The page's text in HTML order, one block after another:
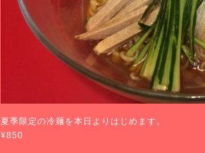
夏季限定の冷麺を本日よりはじめます。
¥850